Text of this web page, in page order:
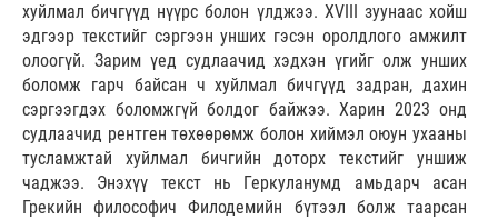
хуйлмал бичгүүд нүүрс болон үлджээ. XVIII зуунаас хойш
эдгээр текстийг сэргээн унших гэсэн оролдлого амжилт
олоогүй. Зарим үед судлаачид хэдхэн үгийг олж унших
боломж гарч байсан ч хуйлмал бичгүүд задран, дахин
сэргээгдэх боломжгүй болдог байжээ. Харин 2023 онд
судлаачид рентген төхөөрөмж болон хиймэл оюун ухааны
тусламжтай хуйлмал бичгийн доторх текстийг уншиж
чаджээ. Энэхүү текст нь Геркуланумд амьдарч асан
Грекийн философич Филодемийн бүтээл болж таарсан